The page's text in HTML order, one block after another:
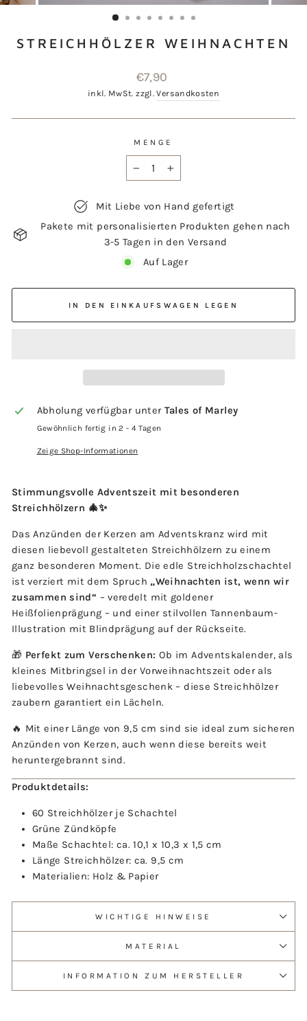
ESC)
STREICHHÖLZER WEIHNACHTEN
Normaler
Preis
€7,90
inkl. MwSt. zzgl.Versandkosten
MENGE
Mit Liebe von Hand gefertigt
Pakete mit personalisierten Produkten gehen nach
3-5 Tagen in den Versand
Auf Lager
IN DEN EINKAUFSWAGEN LEGEN
Abholung verfügbar unter Tales of Marley
Gewöhnlich fertig in 2 - 4 Tagen
Zeige Shop-Informationen
Stimmungsvolle Adventszeit mit besonderen
Streichhölzern 🎄✨
Das Anzünden der Kerzen am Adventskranz wird mit
diesen liebevoll gestalteten Streichhölzern zu einem
ganz besonderen Moment. Die edle Streichholzschachtel
ist verziert mit dem Spruch „Weihnachten ist, wenn wir
zusammen sind“ – veredelt mit goldener
Heißfolienprägung – und einer stilvollen Tannenbaum-
Illustration mit Blindprägung auf der Rückseite.
🎁 Perfekt zum Verschenken: Ob im Adventskalender, als
kleines Mitbringsel in der Vorweihnachtszeit oder als
liebevolles Weihnachtsgeschenk – diese Streichhölzer
zaubern garantiert ein Lächeln.
🔥 Mit einer Länge von 9,5 cm sind sie ideal zum sicheren
Anzünden von Kerzen, auch wenn diese bereits weit
heruntergebrannt sind.
Produktdetails:
60 Streichhölzer je Schachtel
Grüne Zündköpfe
Maße Schachtel: ca. 10,1 x 10,3 x 1,5 cm
Länge Streichhölzer: ca. 9,5 cm
Materialien: Holz & Papier
WICHTIGE HINWEISE
MATERIAL
INFORMATION ZUM HERSTELLER